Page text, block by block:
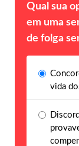
Qual sua
em uma
de folga
vida